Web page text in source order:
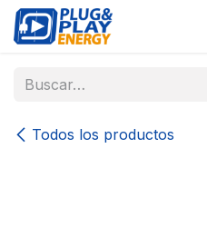
Ir al contenido
Todos los productos